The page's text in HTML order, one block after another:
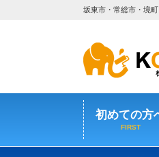
坂東市・常総市・境
初めての方
FIRST